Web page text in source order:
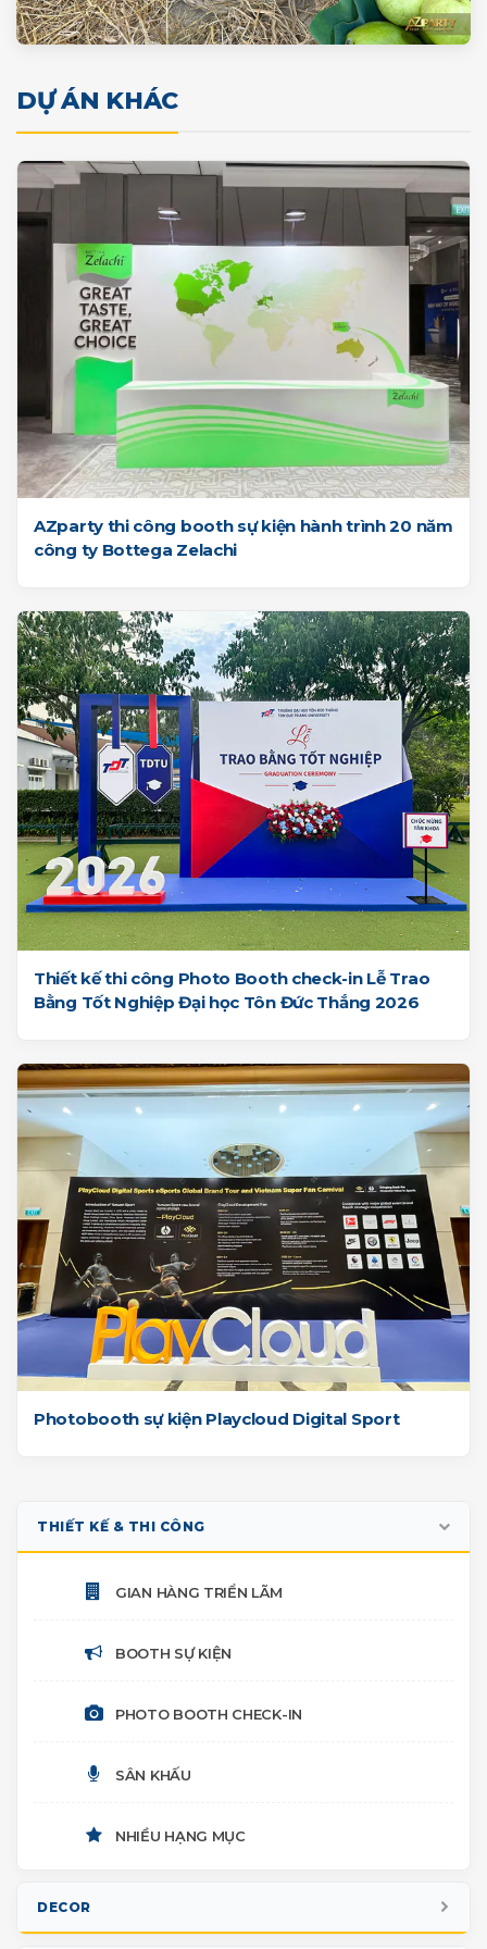
DỰ ÁN KHÁC
AZparty thi công booth sự kiện hành trình 20 năm
công ty Bottega Zelachi
Thiết kế thi công Photo Booth check-in Lễ Trao
Bằng Tốt Nghiệp Đại học Tôn Đức Thắng 2026
Photobooth sự kiện Playcloud Digital Sport
THIẾT KẾ & THI CÔNG
GIAN HÀNG TRIỂN LÃM
BOOTH SỰ KIỆN
PHOTO BOOTH CHECK-IN
SÂN KHẤU
NHIỀU HẠNG MỤC
DECOR